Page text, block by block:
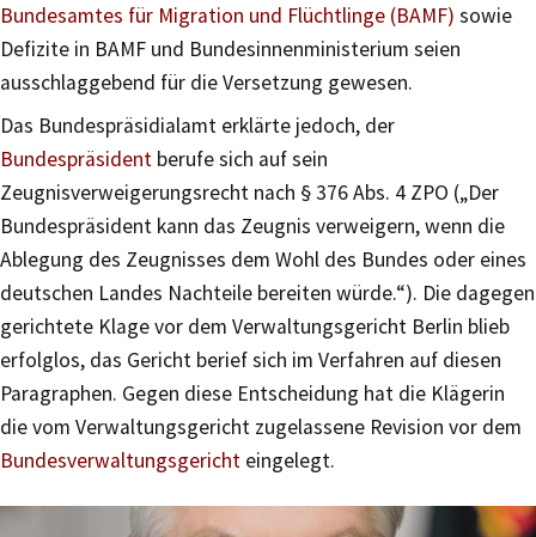
Bundesamtes für Migration und Flüchtlinge (BAMF) sowie
Defizite in BAMF und Bundesinnenministerium seien
ausschlaggebend für die Versetzung gewesen.
Das Bundespräsidialamt erklärte jedoch, der
Bundespräsident berufe sich auf sein
Zeugnisverweigerungsrecht nach § 376 Abs. 4 ZPO („Der
Bundespräsident kann das Zeugnis verweigern, wenn die
Ablegung des Zeugnisses dem Wohl des Bundes oder eines
deutschen Landes Nachteile bereiten würde.“). Die dagegen
gerichtete Klage vor dem Verwaltungsgericht Berlin blieb
erfolglos, das Gericht berief sich im Verfahren auf diesen
Paragraphen. Gegen diese Entscheidung hat die Klägerin
die vom Verwaltungsgericht zugelassene Revision vor dem
Bundesverwaltungsgericht eingelegt.